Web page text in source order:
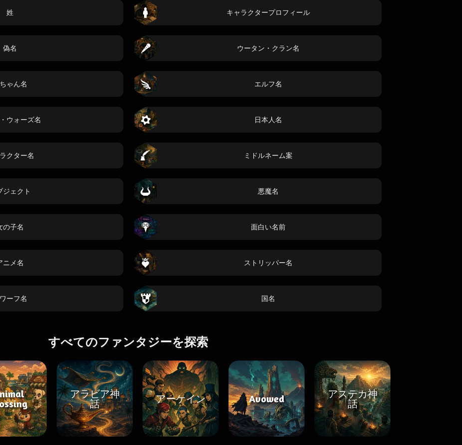
姓 キャラクタープロフィール
偽名 ウータン・クラン名
ゃん名 エルフ名
ウォーズ名 日本人名
クター名 ミドルネーム案
ジェクト 悪魔名
の子名 面白い名前
ニメ名 ストリッパー名
ーフ名 国名
すべてのファンタジーを探索
アラビア神
話
アーケイン Avowed
アステカ神
話